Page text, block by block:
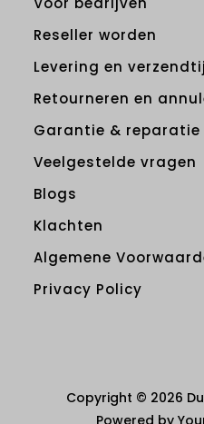
Reseller worden
Levering en
Retourneren en
Garantie & reparatie
Veelgestelde vragen
Blogs
Klachten
Algemene
Privacy Policy
Copyright © 2026
Powered by